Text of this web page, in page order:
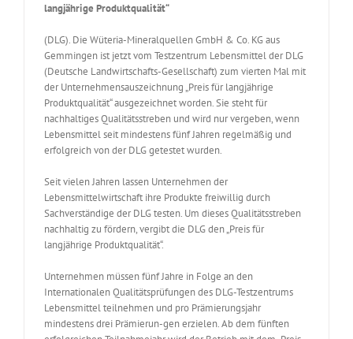
langjährige Produktqualität“
(DLG). Die Wüteria-Mineralquellen GmbH & Co. KG aus
Gemmingen ist jetzt vom Testzentrum Lebensmittel der DLG
(Deutsche Landwirtschafts-Gesellschaft) zum vierten Mal mit
der Unternehmensauszeichnung „Preis für langjährige
Produktqualität“ ausgezeichnet worden. Sie steht für
nachhaltiges Qualitätsstreben und wird nur vergeben, wenn
Lebensmittel seit mindestens fünf Jahren regelmäßig und
erfolgreich von der DLG getestet wurden.
Seit vielen Jahren lassen Unternehmen der
Lebensmittelwirtschaft ihre Produkte freiwillig durch
Sachverständige der DLG testen. Um dieses Qualitätsstreben
nachhaltig zu fördern, vergibt die DLG den „Preis für
langjährige Produktqualität“.
Unternehmen müssen fünf Jahre in Folge an den
Internationalen Qualitätsprüfungen des DLG-Testzentrums
Lebensmittel teilnehmen und pro Prämierungsjahr
mindestens drei Prämierun-gen erzielen. Ab dem fünften